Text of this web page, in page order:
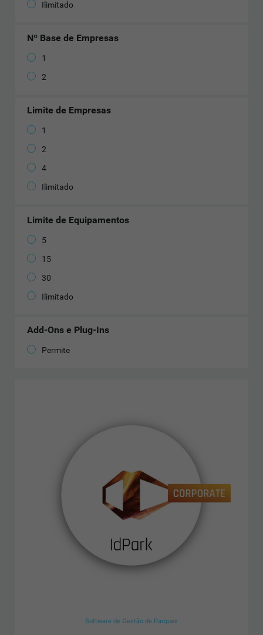
Ilimitado
Nº Base de Empresas
1
2
Limite de Empresas
1
2
4
Ilimitado
Limite de Equipamentos
5
15
30
Ilimitado
Add-Ons e Plug-Ins
Permite
Software de Gestão de Parques